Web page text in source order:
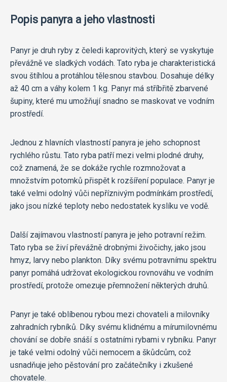
Popis panyra a jeho vlastnosti
Panyr je druh ryby z čeledi kaprovitých, který se vyskytuje
převážně ve sladkých vodách. Tato ryba je charakteristická
svou štíhlou a protáhlou tělesnou stavbou. Dosahuje délky
až 40 cm a váhy kolem 1 kg. Panyr má stříbřitě zbarvené
šupiny, které mu umožňují snadno se maskovat ve vodním
prostředí.
Jednou z hlavních vlastností panyra je jeho schopnost
rychlého růstu. Tato ryba patří mezi velmi plodné druhy,
což znamená, že se dokáže rychle rozmnožovat a
množstvím potomků přispět k rozšíření populace. Panyr je
také velmi odolný vůči nepříznivým podmínkám prostředí,
jako jsou nízké teploty nebo nedostatek kyslíku ve vodě.
Další zajímavou vlastností panyra je jeho potravní režim.
Tato ryba se živí převážně drobnými živočichy, jako jsou
hmyz, larvy nebo plankton. Díky svému potravnímu spektru
panyr pomáhá udržovat ekologickou rovnováhu ve vodním
prostředí, protože omezuje přemnožení některých druhů.
Panyr je také oblíbenou rybou mezi chovateli a milovníky
zahradních rybníků. Díky svému klidnému a mírumilovnému
chování se dobře snáší s ostatními rybami v rybníku. Panyr
je také velmi odolný vůči nemocem a škůdcům, což
usnadňuje jeho pěstování pro začátečníky i zkušené
chovatele.